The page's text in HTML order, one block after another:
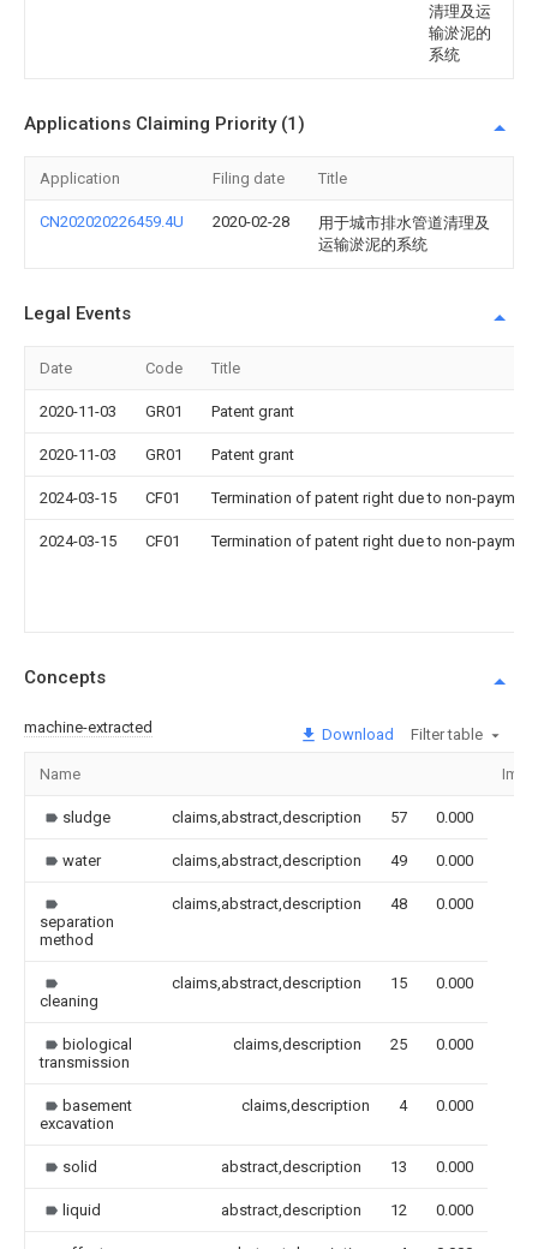
清理及运
输淤泥的
系统
Applications Claiming Priority (1)
Application Filing date Title
CN202020226459.4U 2020-02-28
用于城市排水管道清理及
运输淤泥的系统
Legal Events
Date Code Title
2020-11-03 GR01 Patent grant
2020-11-03 GR01 Patent grant
2024-03-15 CF01 Termination of patent right due to non-
2024-03-15 CF01 Termination of patent right due to non-
Concepts
machine-extracted Download Filter table
Name
sludge claims,abstract,description 57 0.000
water claims,abstract,description 49 0.000
separation
method
claims,abstract,description 48 0.000
cleaning
claims,abstract,description 15 0.000
biological
transmission
claims,description 25 0.000
basement
excavation
claims,description 4 0.000
solid abstract,description 13 0.000
liquid abstract,description 12 0.000